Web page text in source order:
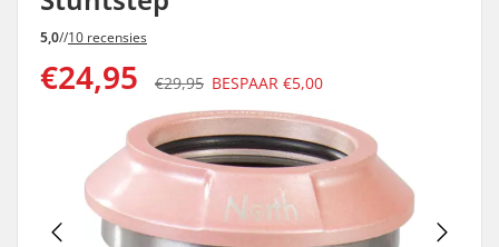
5,0//10 recensies
€24,95 €29,95 BESPAAR €5,00